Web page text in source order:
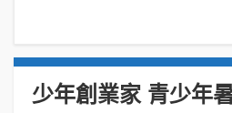
少年創業家 青少年